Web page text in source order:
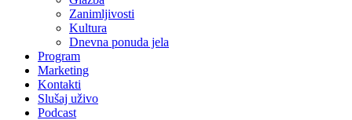
Zanimljivosti
Kultura
Dnevna ponuda jela
Program
Marketing
Kontakti
Slušaj uživo
Podcast